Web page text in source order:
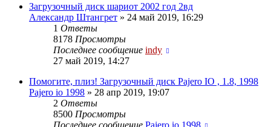
Загрузочный диск шариот 2002 год 2вд
Александр Штангрет » 24 май 2019, 16:29
1 Ответы
8178 Просмотры
Последнее сообщение indy
27 май 2019, 14:27
Помогите, плиз! Загрузочный диск Pajero IO , 1.8, 1998
Pajero io 1998 » 28 апр 2019, 19:07
2 Ответы
8500 Просмотры
Последнее сообщение Pajero io 1998